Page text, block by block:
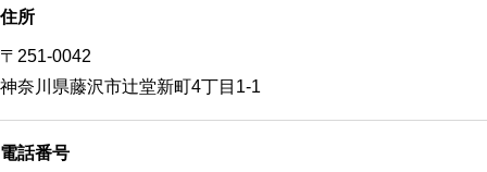
住所
〒251-0042
神奈川県藤沢市辻堂新町4丁目1-1
電話番号